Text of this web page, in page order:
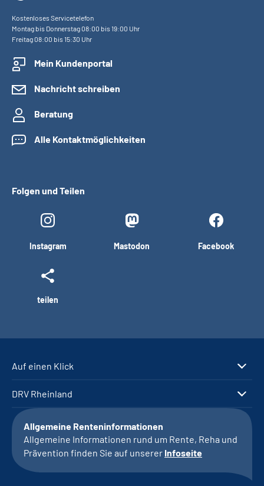
Kostenloses Servicetelefon
Montag bis Donnerstag 08:00 bis 19:00 Uhr
Freitag 08:00 bis 15:30 Uhr
Mein Kundenportal
Nachricht schreiben
Beratung
Alle Kontaktmöglichkeiten
Folgen und Teilen
Instagram Mastodon Facebook
teilen
Auf einen Klick
DRV Rheinland
Allgemeine Renteninformationen
Allgemeine Informationen rund um Rente, Reha und
Prävention finden Sie auf unserer Infoseite